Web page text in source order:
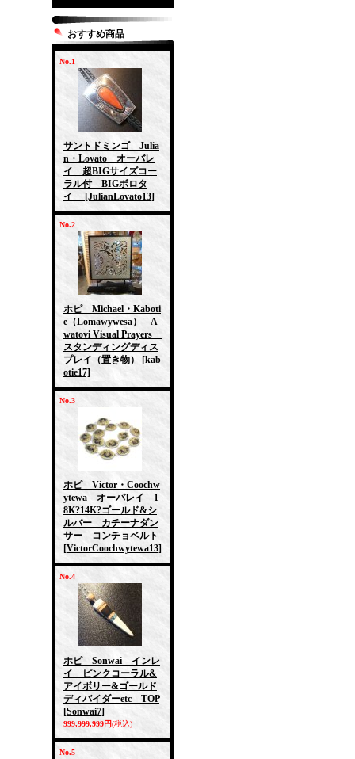
おすすめ商品
No.1
サントドミンゴ Julia
n・Lovato オーバレ
イ 超BIGサイズコー
ラル付 BIGボロタ
イ
[JulianLovato13]
No.2
ホピ Michael・Kaboti
e（Lomawywesa） A
watovi Visual Prayers
スタンディングディス
プレイ（置き物）
[kab
otie17]
No.3
ホピ Victor・Coochw
ytewa オーバレイ 1
8K?14K?ゴールド&シ
ルバー カチーナダン
サー コンチョベルト
[VictorCoochwytewa13]
No.4
ホピ Sonwai インレ
イ ピンクコーラル&
アイボリー&ゴールド
ディバイダーetc TOP
[Sonwai7]
999,999,999円(税込)
No.5